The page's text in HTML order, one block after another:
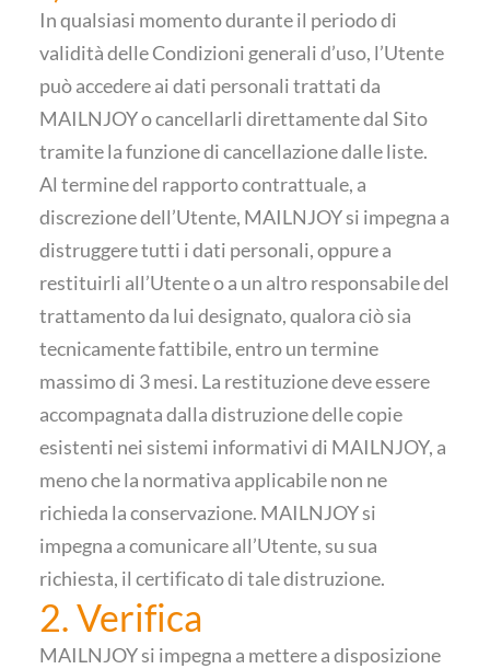
In qualsiasi momento durante il periodo di
validità delle Condizioni generali d’uso, l’Utente
può accedere ai dati personali trattati da
MAILNJOY o cancellarli direttamente dal Sito
tramite la funzione di cancellazione dalle liste.
Al termine del rapporto contrattuale, a
discrezione dell’Utente, MAILNJOY si impegna a
distruggere tutti i dati personali, oppure a
restituirli all’Utente o a un altro responsabile del
trattamento da lui designato, qualora ciò sia
tecnicamente fattibile, entro un termine
massimo di 3 mesi. La restituzione deve essere
accompagnata dalla distruzione delle copie
esistenti nei sistemi informativi di MAILNJOY, a
meno che la normativa applicabile non ne
richieda la conservazione. MAILNJOY si
impegna a comunicare all’Utente, su sua
richiesta, il certificato di tale distruzione.
2. Verifica
MAILNJOY si impegna a mettere a disposizione